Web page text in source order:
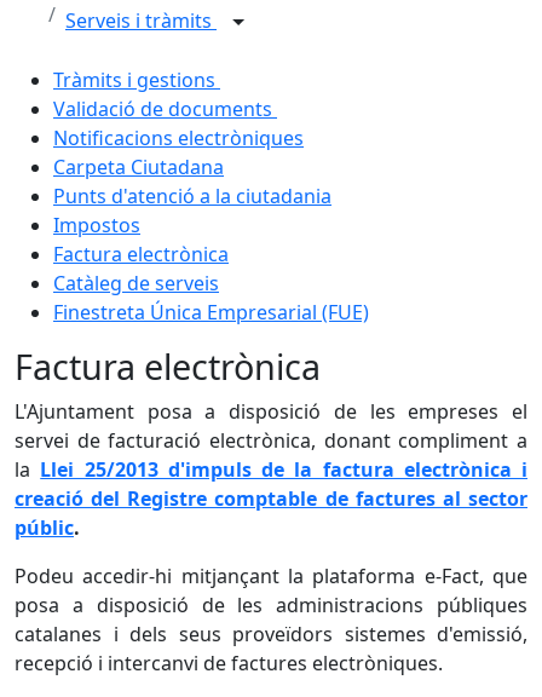
Serveis i tràmits
Tràmits i gestions
Validació de documents
Notificacions electròniques
Carpeta Ciutadana
Punts d'atenció a la ciutadania
Impostos
Factura electrònica
Catàleg de serveis
Finestreta Única Empresarial (FUE)
Factura electrònica
L'Ajuntament posa a disposició de les empreses el
servei de facturació electrònica, donant compliment a
la Llei 25/2013 d'impuls de la factura electrònica i
creació del Registre comptable de factures al sector
públic.
Podeu accedir-hi mitjançant la plataforma e-Fact, que
posa a disposició de les administracions públiques
catalanes i dels seus proveïdors sistemes d'emissió,
recepció i intercanvi de factures electròniques.